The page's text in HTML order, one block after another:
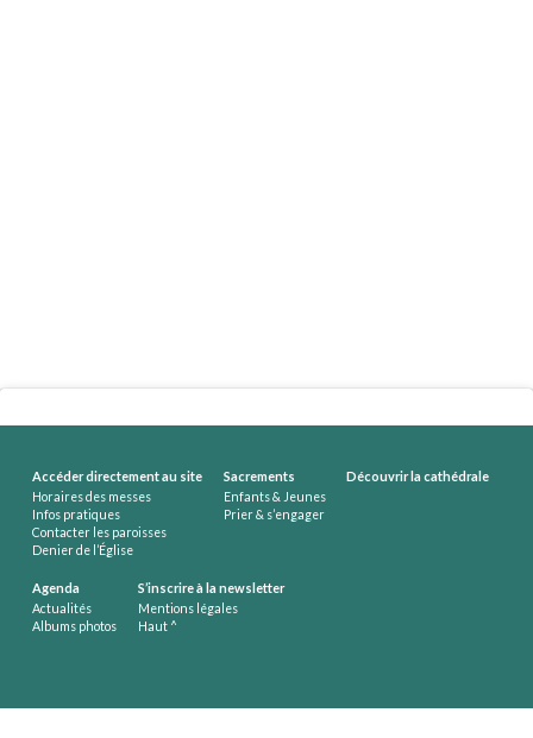
Accéder directement au site
Horaires des messes
Infos pratiques
Contacter les paroisses
Denier de l’Église
Sacrements
Enfants & Jeunes
Prier & s’engager
Découvrir la cathédrale
Agenda
Actualités
Albums photos
S’inscrire à la newsletter
Mentions légales
Haut ^